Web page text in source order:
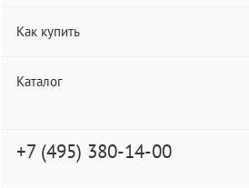
Как купить
Каталог
+7 (495) 380-14-00